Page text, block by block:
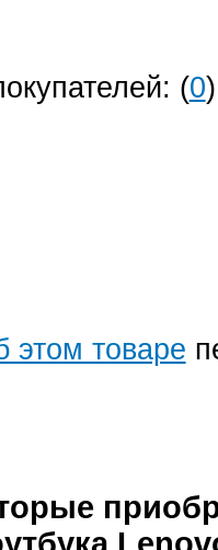
(0)
этом товаре